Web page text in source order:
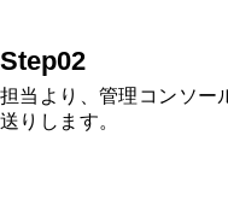
Step02
担当より、管理コンソー
送りします。